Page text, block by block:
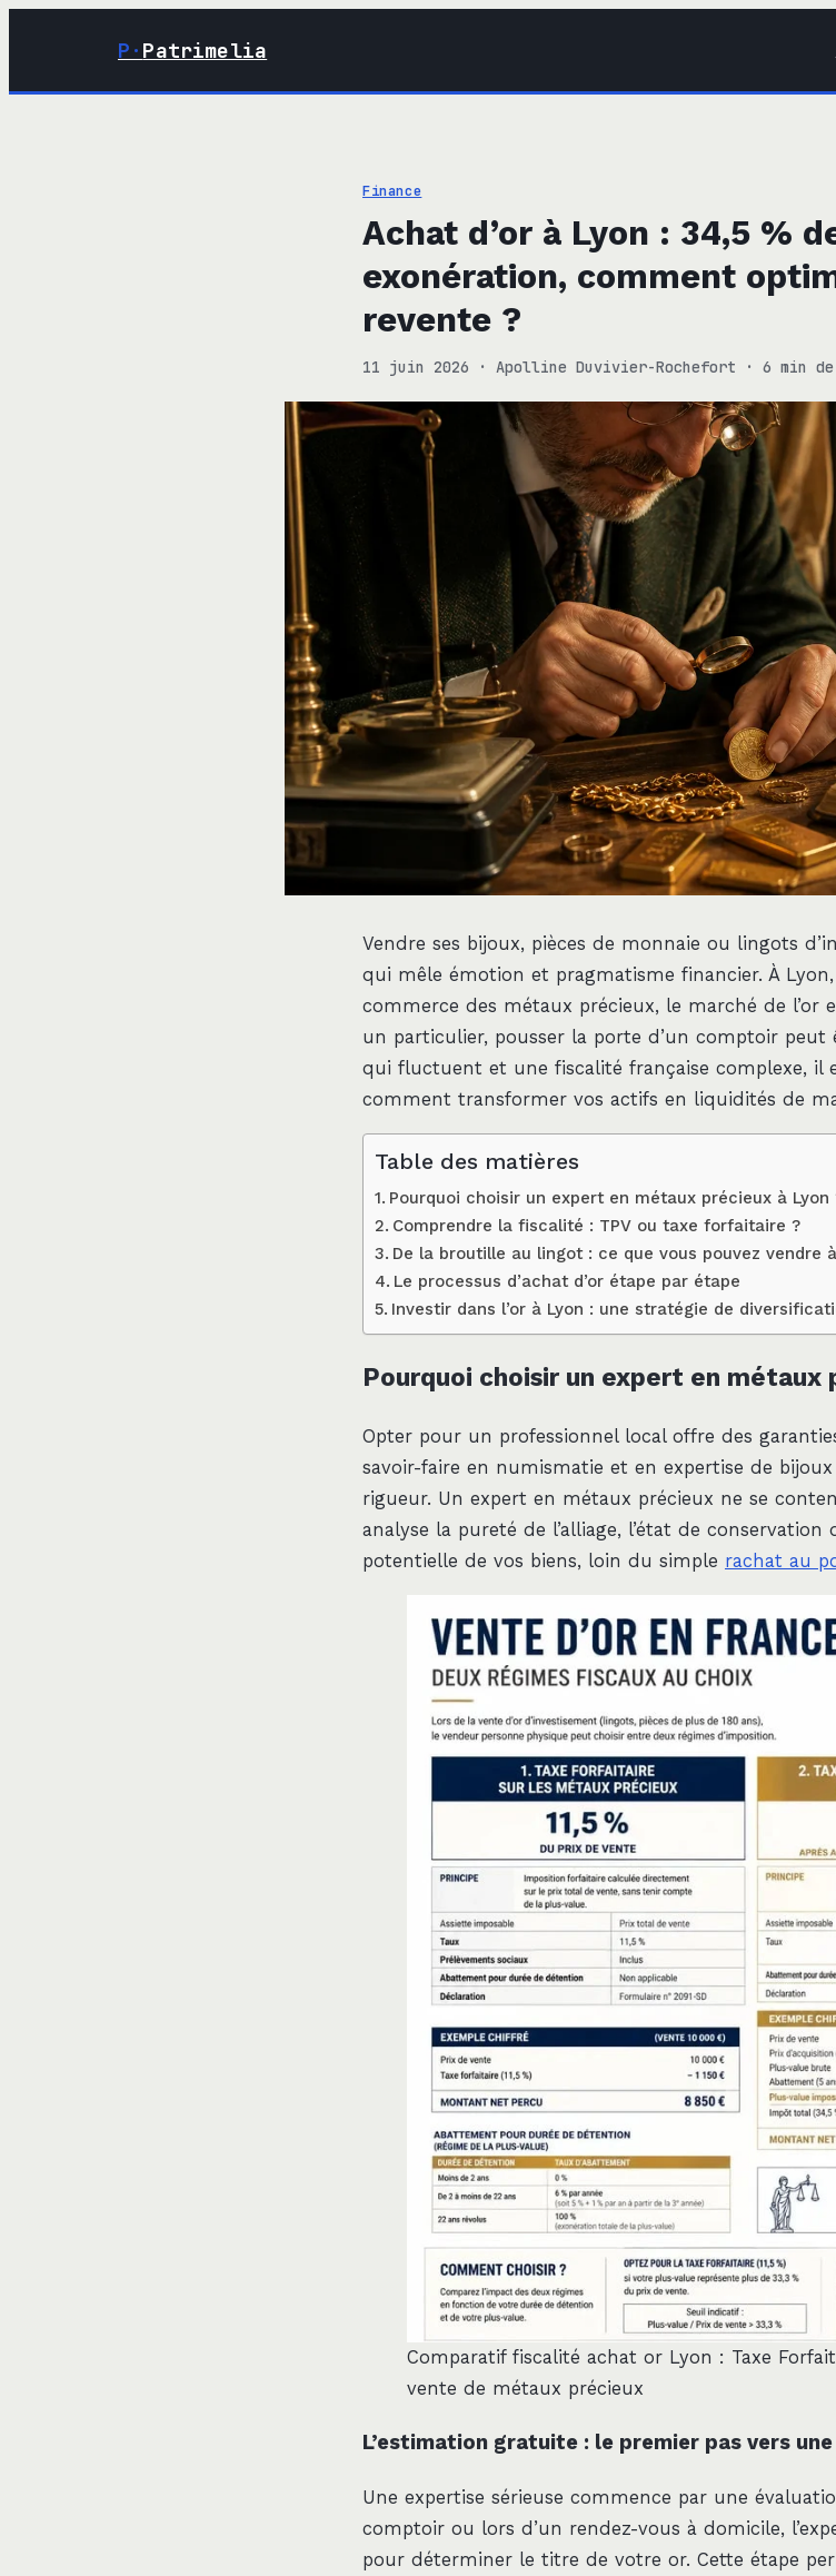
P· Patrimelia
Finance
Achat d’or à Lyon : 34,5 %
exonération, comment
revente ?
11 juin 2026 · Apolline Duvivier-Rochefort · 6 min
Vendre ses bijoux, pièces de monnaie ou lingots
qui mêle émotion et pragmatisme financier. À
commerce des métaux précieux, le marché de l’or
un particulier, pousser la porte d’un comptoir
qui fluctuent et une fiscalité française complexe, il
comment transformer vos actifs en liquidités de
Table des matières
Pourquoi choisir un expert en métaux précieux à Lyon
Comprendre la fiscalité : TPV ou taxe forfaitaire ?
De la broutille au lingot : ce que vous pouvez vendre
Le processus d’achat d’or étape par étape
Investir dans l’or à Lyon : une stratégie de
Pourquoi choisir un expert en métaux
Opter pour un professionnel local offre des
savoir-faire en numismatie et en expertise de
rigueur. Un expert en métaux précieux ne se
analyse la pureté de l’alliage, l’état de
potentielle de vos biens, loin du simple rachat au
Comparatif fiscalité achat or Lyon : Taxe
vente de métaux précieux
L’estimation gratuite : le premier pas vers
Une expertise sérieuse commence par une
comptoir ou lors d’un rendez-vous à domicile,
pour déterminer le titre de votre or. Cette étape